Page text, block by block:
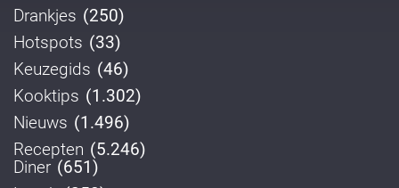
Drankjes (250)
Hotspots (33)
Keuzegids (46)
Kooktips (1.302)
Nieuws (1.496)
Recepten (5.246)
Diner (651)